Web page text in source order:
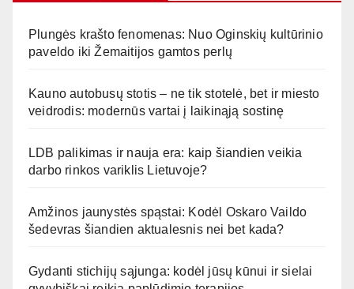
Plungės krašto fenomenas: Nuo Oginskių kultūrinio
paveldo iki Žemaitijos gamtos perlų
Kauno autobusų stotis – ne tik stotelė, bet ir miesto
veidrodis: modernūs vartai į laikinąją sostinę
LDB palikimas ir nauja era: kaip šiandien veikia
darbo rinkos variklis Lietuvoje?
Amžinos jaunystės spąstai: Kodėl Oskaro Vaildo
šedevras šiandien aktualesnis nei bet kada?
Gydanti stichijų sąjunga: kodėl jūsų kūnui ir sielai